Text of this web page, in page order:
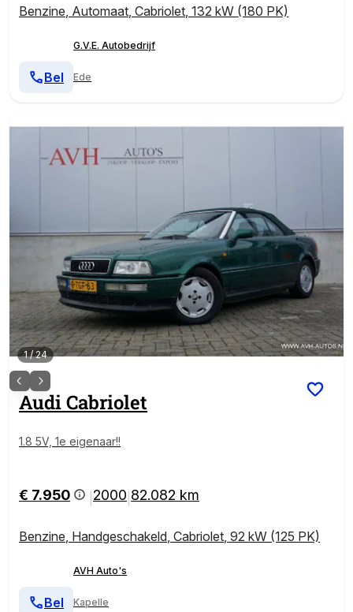
Benzine, Automaat, Cabriolet, 132 kW (180 PK)
G.V.E. Autobedrijf
Ede
Bel
1/24
AudiCabriolet
1.8 5V, 1e eigenaar!!
€ 7.950 2000 82.082 km
Benzine, Handgeschakeld, Cabriolet, 92 kW (125 PK)
AVH Auto's
Kapelle
Bel